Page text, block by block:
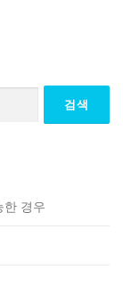
한 경우